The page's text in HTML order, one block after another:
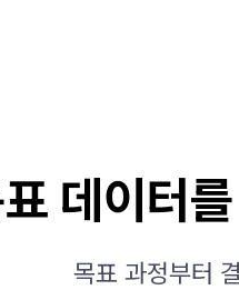
데이터
목표 과정부터